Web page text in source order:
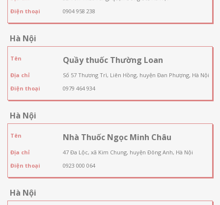
Điện thoại
0904 958 238
Hà Nội
Tên Quầy thuốc Thường Loan
Địa chỉ
Số 57 Thương Trì, Liên Hồng, huyện Đan Phượng, Hà Nội
Điện thoại
0979 464 934
Hà Nội
Tên Nhà Thuốc Ngọc Minh Châu
Địa chỉ
47 Đa Lộc, xã Kim Chung, huyện Đông Anh, Hà Nội
Điện thoại
0923 000 064
Hà Nội